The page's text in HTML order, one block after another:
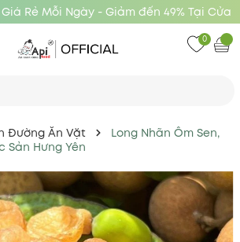
Rẻ Mỗi Ngày - Giảm đến 49% Tại Cửa
Hàng Api Food
0
Đường Ăn Vặt
Long Nhãn Ôm Sen,
Sản Hưng Yên